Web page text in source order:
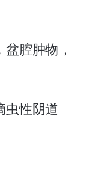
腔肿物，
虫性阴道